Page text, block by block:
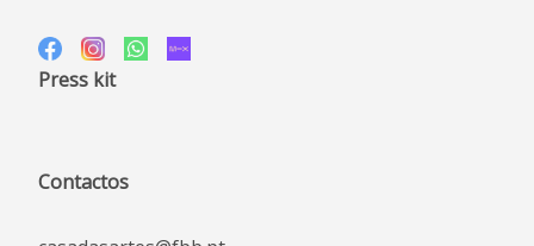
Press kit
Contactos